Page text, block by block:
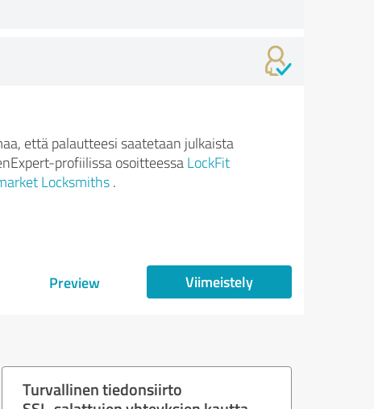
että palautteesi saatetaan julkaista
profiilissa osoitteessa LockFit
Locksmiths.
Preview Viimeistely
Turvallinen tiedonsiirto